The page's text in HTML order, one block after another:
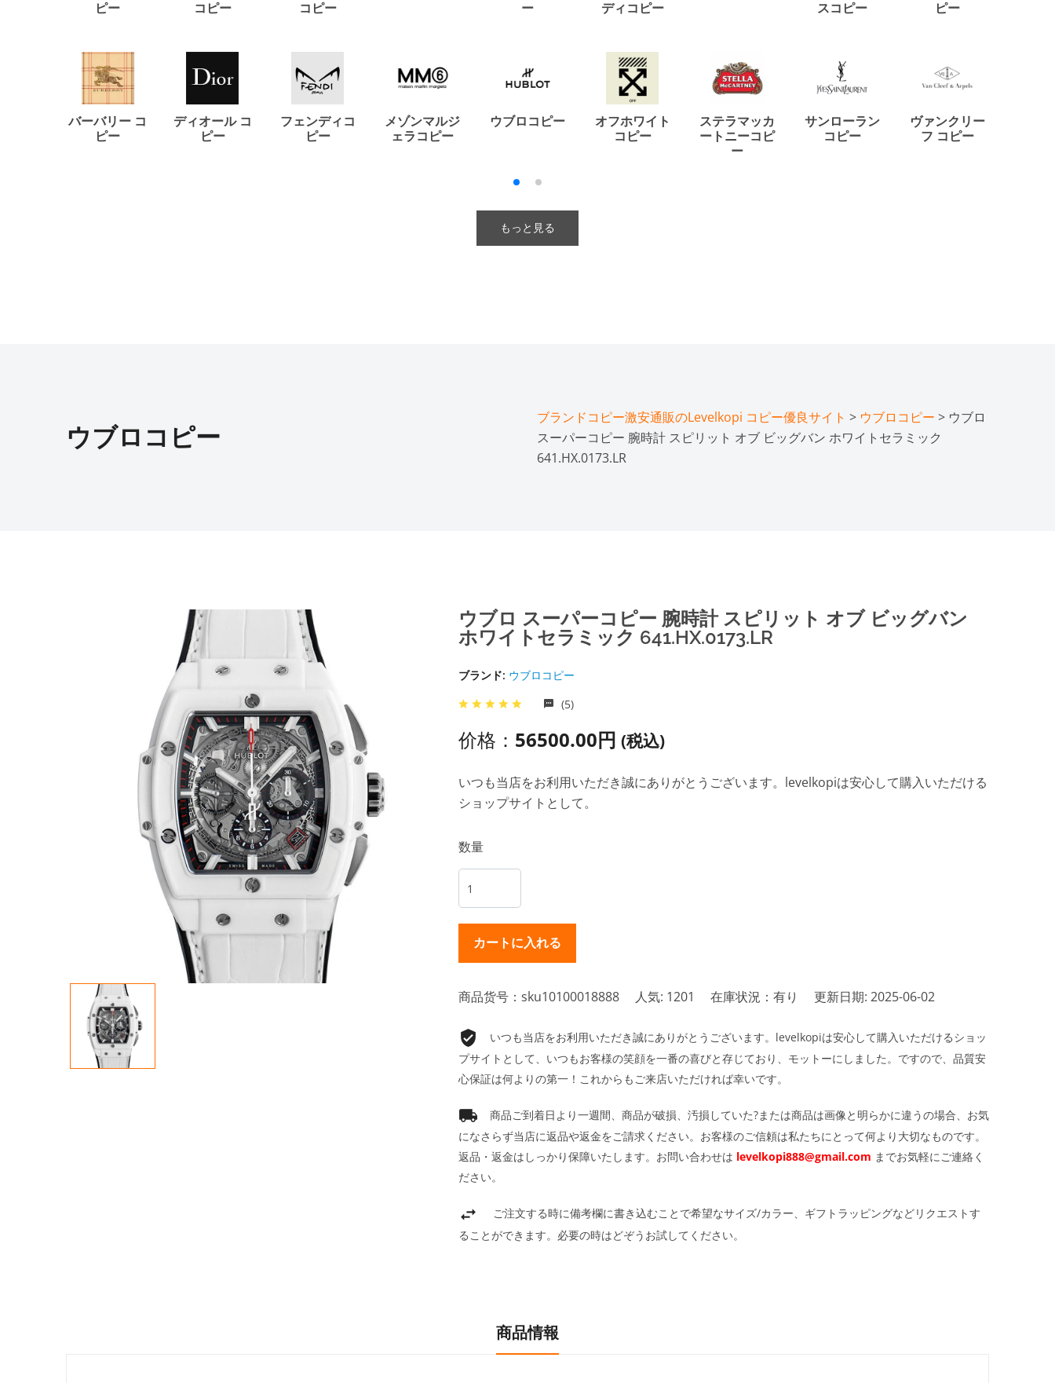
ピー
コピー
コピー
ー
ディコピー
スコピー
ピー
バーバリー コ
ピー
ディオール コ
ピー
フェンディコ
ピー
メゾンマルジ
ェラコピー
ウブロコピー
オフホワイト
コピー
ステラマッカ
ートニーコピ
ー
サンローラン
コピー
ヴァンクリー
フ コピー
もっと見る
ウブロコピー
ブランドコピー激安通販のLevelkopi コピー優良サイト > ウブロコピー > ウブロ
スーパーコピー 腕時計 スピリット オブ ビッグバン ホワイトセラミック
641.HX.0173.LR
ウブロ スーパーコピー 腕時計 スピリット オブ ビッグバン
ホワイトセラミック 641.HX.0173.LR
ブランド: ウブロコピー
(5)
价格： 56500.00円 (税込)
いつも当店をお利用いただき誠にありがとうございます。levelkopiは安心して購入いただける
ショップサイトとして。
数量
商品货号：sku10100018888 人気: 1201 在庫状況：有り 更新日期: 2025-06-02
いつも当店をお利用いただき誠にありがとうございます。levelkopiは安心して購入いただけるショッ
プサイトとして、いつもお客様の笑顔を一番の喜びと存じており、モットーにしました。ですので、品質安
心保証は何よりの第一！これからもご来店いただければ幸いです。
商品ご到着日より一週間、商品が破損、汚損していた?または商品は画像と明らかに違うの場合、お気
になさらず当店に返品や返金をご請求ください。お客様のご信頼は私たちにとって何より大切なものです。
返品・返金はしっかり保障いたします。お問い合わせは levelkopi888@gmail.com までお気軽にご連絡く
ださい。
ご注文する時に備考欄に書き込むことで希望なサイズ/カラー、ギフトラッピングなどリクエストす
ることができます。必要の時はどぞうお試してください。
商品情報